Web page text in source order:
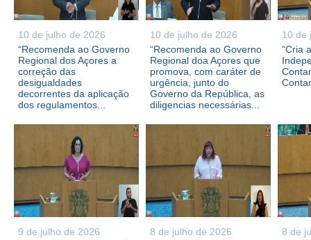
10 de julho de 2026
“Recomenda ao Governo
Regional dos Açores a
correção das
desigualdades
decorrentes da aplicação
dos regulamentos...
10 de julho de 2026
“Recomenda ao Governo
Regional doa Açores que
promova, com caráter de
urgência, junto do
Governo da República, as
diligencias necessárias...
10 de
“Cria
9 de julho de 2026
8 de julho de 2026
8 de